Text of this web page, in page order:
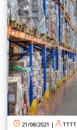
21/08/2021 |
TTTT